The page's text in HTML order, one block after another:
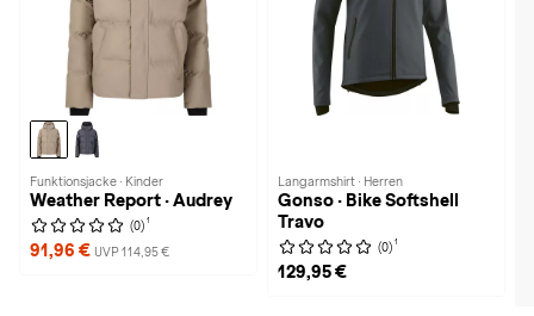
Funktionsjacke · Kinder
Weather Report · Audrey
(0) 1
91,96 € UVP 114,95 €
Langarmshirt · Herren
Gonso · Bike Softshell
Travo
(0) 1
129,95 €